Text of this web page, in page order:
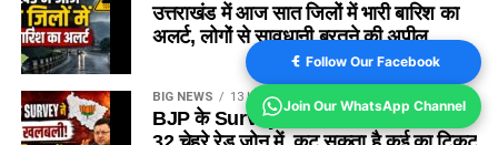
उत्तराखंड में आज सात जिलों में भारी बारिश का
अलर्ट, लोगों से सावधानी बरतने की अपील
BIG NEWS 13 hours ago
BJP के Survey ने खोली विधायकों की पोल,
Follow Our Facebook
Join Our WhatsApp Channel